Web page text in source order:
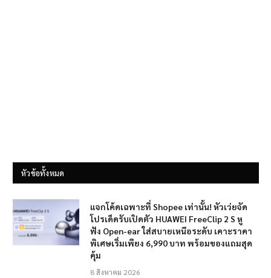
หัวข้อทั้งหมด
แจกโค้ดเฉพาะที่ Shopee เท่านั้น! หัวเว่ยจัด
โปรเด็ดรับเปิดตัว HUAWEI FreeClip 2 S หู
ฟัง Open-ear ใส่สบายเหนือระดับ เคาะราคา
พิเศษเริ่มเพียง 6,990 บาท พร้อมของแถมสุด
คุ้ม
8 สิงหาคม 2026